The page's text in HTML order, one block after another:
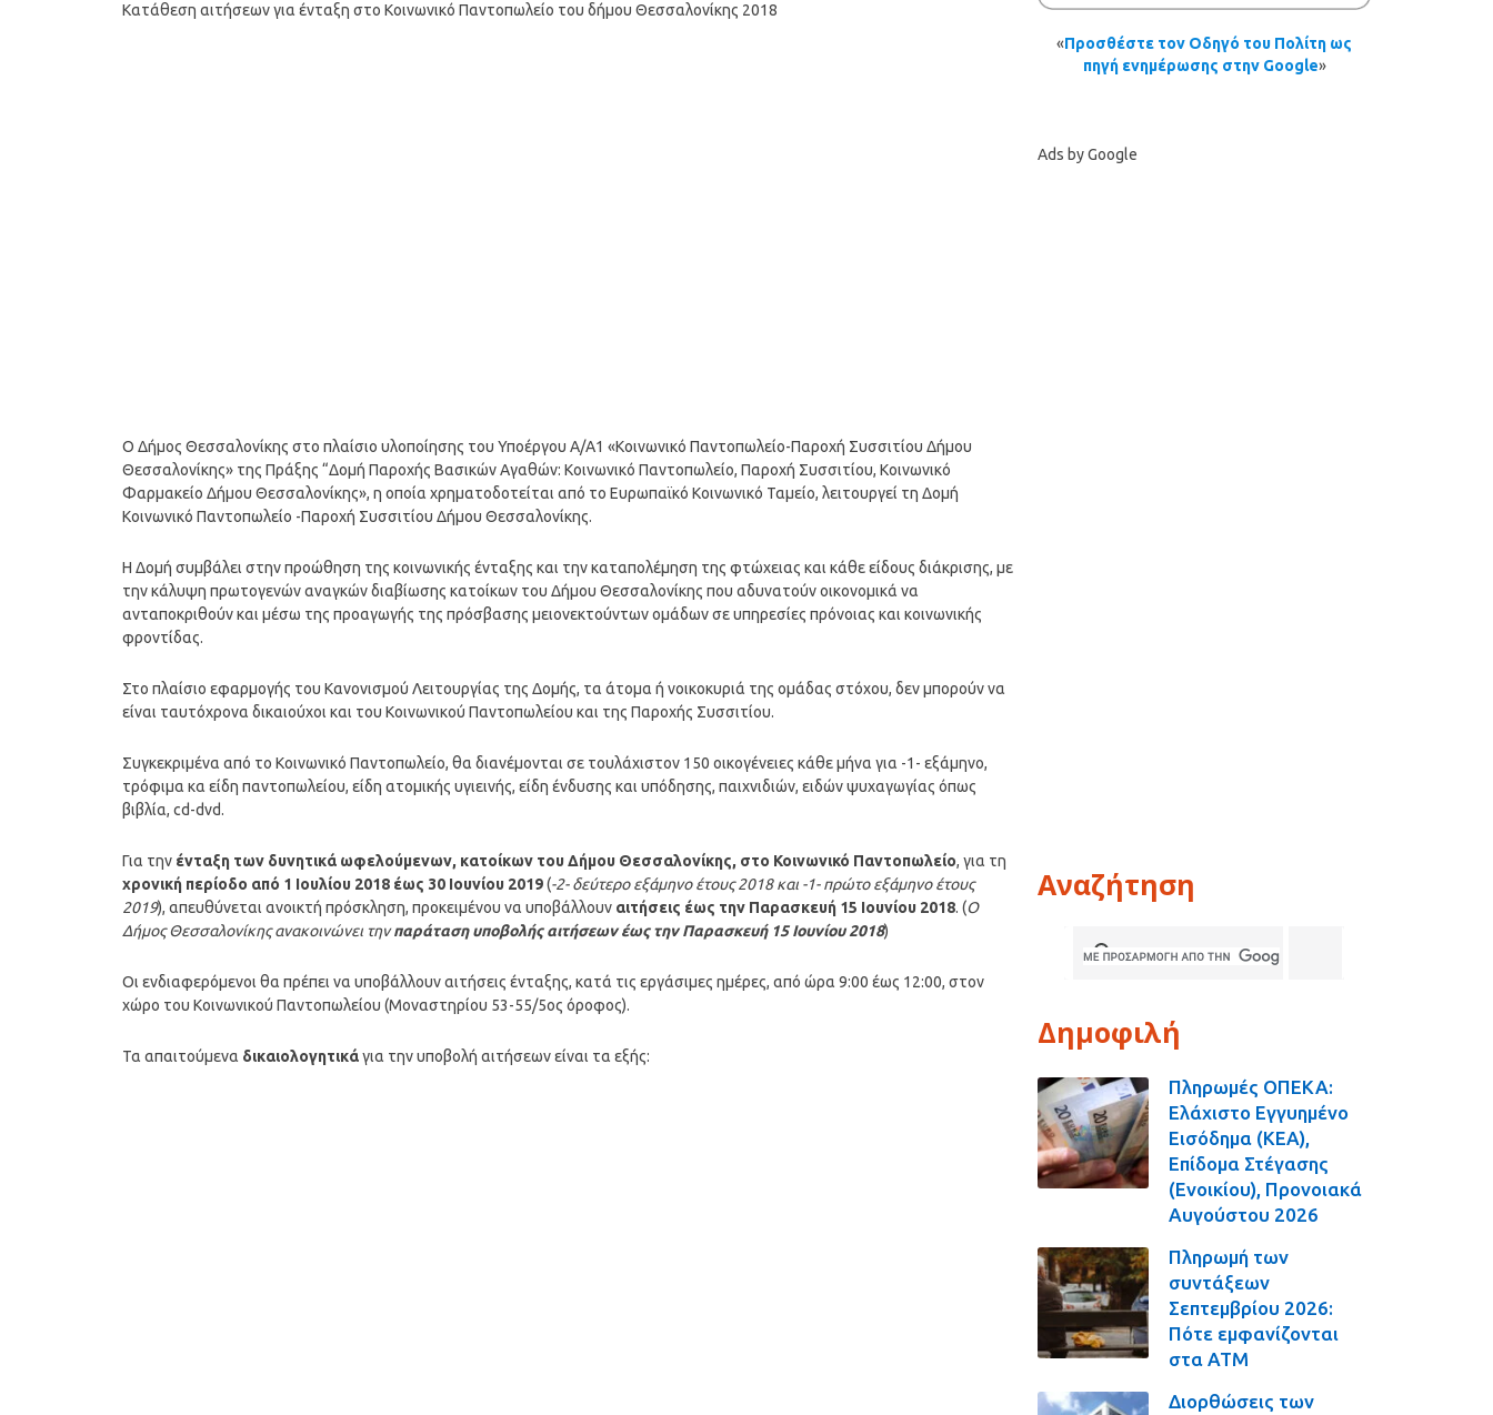
Κατάθεση αιτήσεων για ένταξη στο Κοινωνικό Παντοπωλείο του δήμου Θεσσαλονίκης 2018
Ο Δήμος Θεσσαλονίκης στο πλαίσιο υλοποίησης του Υποέργου Α/Α1 «Κοινωνικό Παντοπωλείο-Παροχή Συσσιτίου Δήμου
Θεσσαλονίκης» της Πράξης “Δομή Παροχής Βασικών Αγαθών: Κοινωνικό Παντοπωλείο, Παροχή Συσσιτίου, Κοινωνικό
Φαρμακείο Δήμου Θεσσαλονίκης», η οποία χρηματοδοτείται από το Ευρωπαϊκό Κοινωνικό Ταμείο, λειτουργεί τη Δομή
Κοινωνικό Παντοπωλείο -Παροχή Συσσιτίου Δήμου Θεσσαλονίκης.
Η Δομή συμβάλει στην προώθηση της κοινωνικής ένταξης και την καταπολέμηση της φτώχειας και κάθε είδους διάκρισης, με
την κάλυψη πρωτογενών αναγκών διαβίωσης κατοίκων του Δήμου Θεσσαλονίκης που αδυνατούν οικονομικά να
ανταποκριθούν και μέσω της προαγωγής της πρόσβασης μειονεκτούντων ομάδων σε υπηρεσίες πρόνοιας και κοινωνικής
φροντίδας.
Στο πλαίσιο εφαρμογής του Κανονισμού Λειτουργίας της Δομής, τα άτομα ή νοικοκυριά της ομάδας στόχου, δεν μπορούν να
είναι ταυτόχρονα δικαιούχοι και του Κοινωνικού Παντοπωλείου και της Παροχής Συσσιτίου.
Συγκεκριμένα από το Κοινωνικό Παντοπωλείο, θα διανέμονται σε τουλάχιστον 150 οικογένειες κάθε μήνα για -1- εξάμηνο,
τρόφιμα κα είδη παντοπωλείου, είδη ατομικής υγιεινής, είδη ένδυσης και υπόδησης, παιχνιδιών, ειδών ψυχαγωγίας όπως
βιβλία, cd-dvd.
Για την ένταξη των δυνητικά ωφελούμενων, κατοίκων του Δήμου Θεσσαλονίκης, στο Κοινωνικό Παντοπωλείο, για τη
χρονική περίοδο από 1 Ιουλίου 2018 έως 30 Ιουνίου 2019(-2- δεύτερο εξάμηνο έτους 2018 και -1- πρώτο εξάμηνο έτους
2019), απευθύνεται ανοικτή πρόσκληση, προκειμένου να υποβάλλουν αιτήσεις έως την Παρασκευή 15 Ιουνίου 2018. (Ο
Δήμος Θεσσαλονίκης ανακοινώνει τηνπαράταση υποβολής αιτήσεων έως την Παρασκευή 15 Ιουνίου 2018)
Οι ενδιαφερόμενοι θα πρέπει να υποβάλλουν αιτήσεις ένταξης, κατά τις εργάσιμες ημέρες, από ώρα 9:00 έως 12:00, στον
χώρο του Κοινωνικού Παντοπωλείου (Μοναστηρίου 53-55/5ος όροφος).
Τα απαιτούμενα δικαιολογητικάγια την υποβολή αιτήσεων είναι τα εξής:
«Προσθέστε τον Οδηγό του Πολίτη ως
πηγή ενημέρωσης στην Google»
Ads by Google
Αναζήτηση
Δημοφιλή
Πληρωμές ΟΠΕΚΑ:
Ελάχιστο Εγγυημένο
Εισόδημα (ΚΕΑ),
Επίδομα Στέγασης
(Ενοικίου), Προνοιακά
Αυγούστου 2026
Πληρωμή των
συντάξεων
Σεπτεμβρίου 2026:
Πότε εμφανίζονται
στα ΑΤΜ
Διορθώσεις των